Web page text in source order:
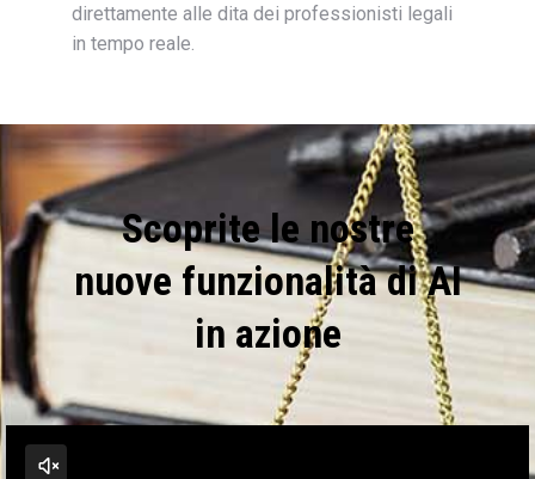
direttamente alle dita dei professionisti legali
in tempo reale.
Scoprite le nostre
nuove funzionalità di AI
in azione